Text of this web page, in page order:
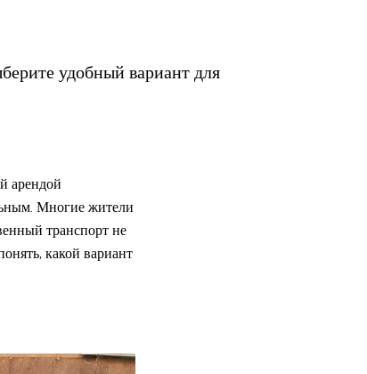
удобный вариант для
арендой
Многие жители
транспорт не
какой вариант